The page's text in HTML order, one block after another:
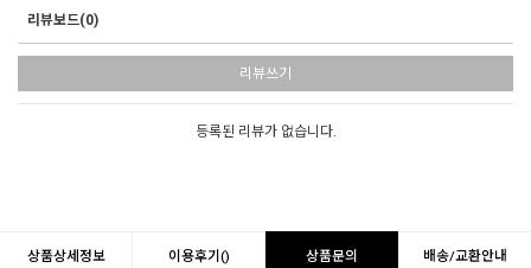
리뷰보드(0)
리뷰쓰기
등록된 리뷰가 없습니다.
상품상세정보 이용후기() 상품문의 배송/교환안내